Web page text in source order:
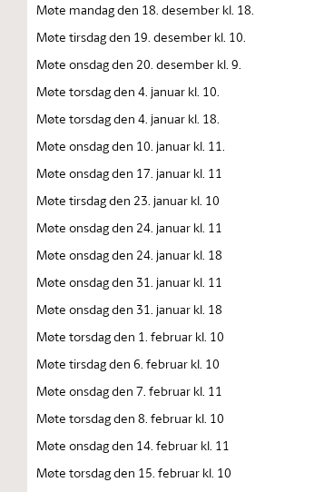
Møte mandag den 18. desember kl. 18.
Møte tirsdag den 19. desember kl. 10.
Møte onsdag den 20. desember kl. 9.
Møte torsdag den 4. januar kl. 10.
Møte torsdag den 4. januar kl. 18.
Møte onsdag den 10. januar kl. 11.
Møte onsdag den 17. januar kl. 11
Møte tirsdag den 23. januar kl. 10
Møte onsdag den 24. januar kl. 11
Møte onsdag den 24. januar kl. 18
Møte onsdag den 31. januar kl. 11
Møte onsdag den 31. januar kl. 18
Møte torsdag den 1. februar kl. 10
Møte tirsdag den 6. februar kl. 10
Møte onsdag den 7. februar kl. 11
Møte torsdag den 8. februar kl. 10
Møte onsdag den 14. februar kl. 11
Møte torsdag den 15. februar kl. 10